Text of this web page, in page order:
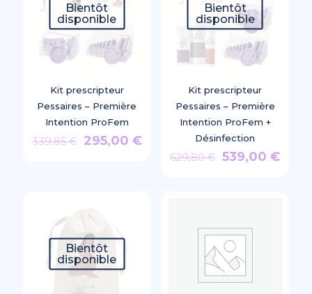
Bientôt
disponible
Kit prescripteur
Pessaires – Première
Intention ProFem
339,85€
Le
339,85 €.
295,00 €Le
Bientôt
disponible
Kit prescripteur
Pessaires – Première
Intention ProFem +
Désinfection
629,80€ Le
539,00€Le
Bientôt
disponible